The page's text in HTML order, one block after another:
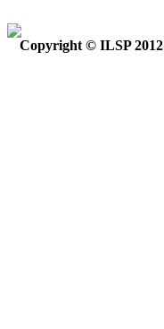
Copyright © ILSP 2012